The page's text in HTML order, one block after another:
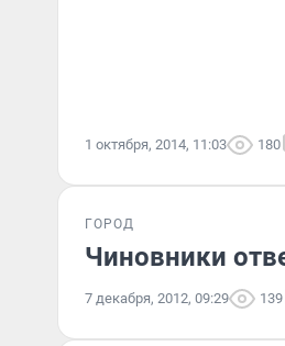
1 октября, 2014, 11:03 180
ГОРОД
Чиновники
7 декабря, 2012, 09:29 139